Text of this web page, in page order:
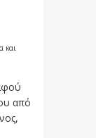
και
από